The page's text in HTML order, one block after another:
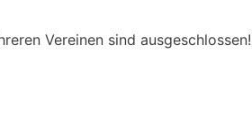
Vereinen sind